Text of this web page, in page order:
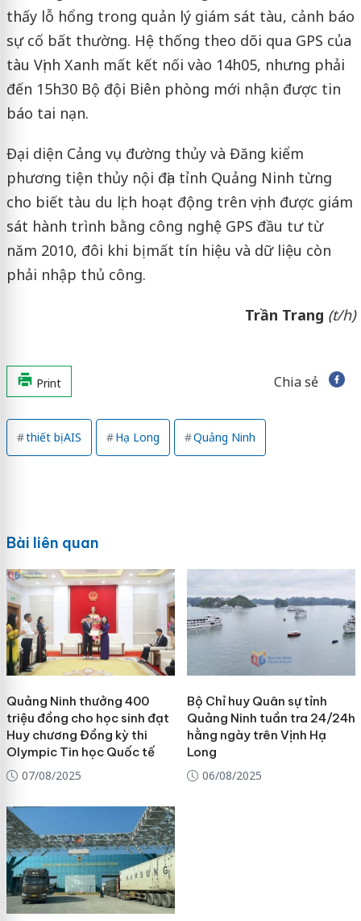
thấy lỗ hổng trong quản lý giám sát tàu, cảnh báo
sự cố bất thường. Hệ thống theo dõi qua GPS của
tàu Vịnh Xanh mất kết nối vào 14h05, nhưng phải
đến 15h30 Bộ đội Biên phòng mới nhận được tin
báo tai nạn.
Đại diện Cảng vụ đường thủy và Đăng kiểm
phương tiện thủy nội địa tỉnh Quảng Ninh từng
cho biết tàu du lịch hoạt động trên vịnh được giám
sát hành trình bằng công nghệ GPS đầu tư từ
năm 2010, đôi khi bị mất tín hiệu và dữ liệu còn
phải nhập thủ công.
Trần Trang (t/h)
Print Chia sẻ
thiết bị AIS Hạ Long Quảng Ninh
Bài liên quan
Quảng Ninh thưởng 400
triệu đồng cho học sinh đạt
Huy chương Đồng kỳ thi
Olympic Tin học Quốc tế
07/08/2025
Bộ Chỉ huy Quân sự tỉnh
Quảng Ninh tuần tra 24/24h
hằng ngày trên Vịnh Hạ
Long
06/08/2025